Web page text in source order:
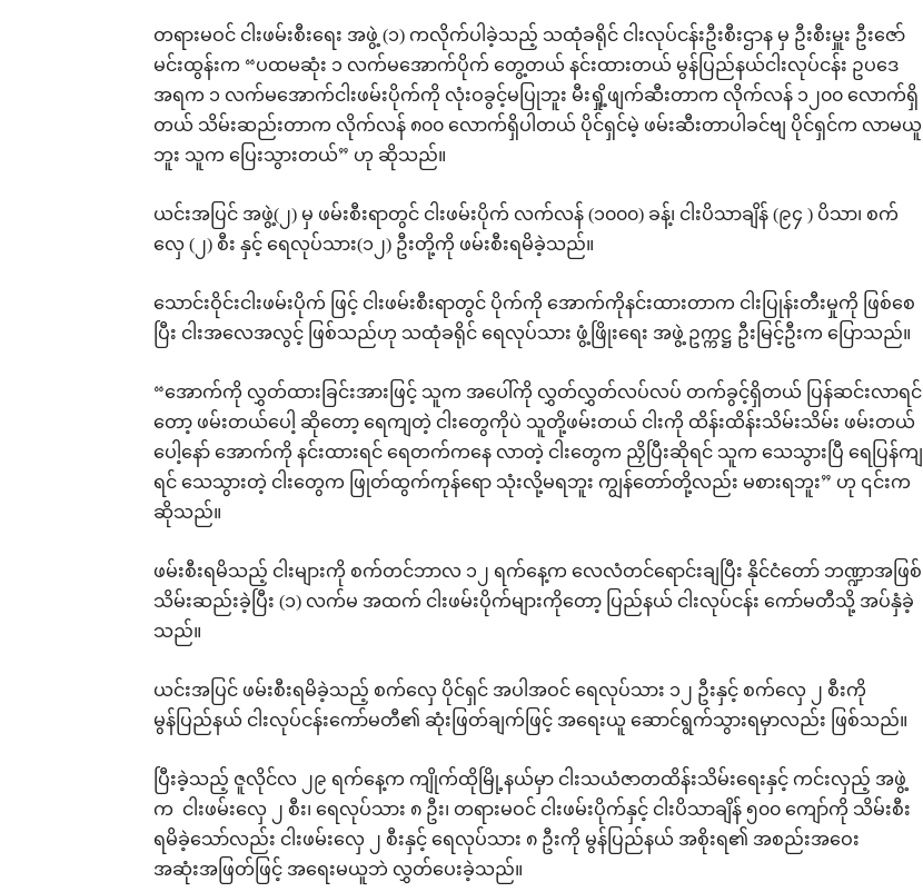
တရားမဝင် ငါးဖမ်းစီးရေး အဖွဲ့ (၁) ကလိုက်ပါခဲ့သည့် သထုံခရိုင် ငါးလုပ်ငန်းဦးစီးဌာန မှ ဦးစီးမှူး ဦးဇော်
မင်းထွန်းက “ပထမဆုံး ၁ လက်မအောက်ပိုက် တွေ့တယ် နင်းထားတယ် မွန်ပြည်နယ်ငါးလုပ်ငန်း ဥပဒေ
အရက ၁ လက်မအောက်ငါးဖမ်းပိုက်ကို လုံးဝခွင့်မပြုဘူး မီးရှို့ဖျက်ဆီးတာက လိုက်လန် ၁၂၀၀ လောက်ရှိ
တယ် သိမ်းဆည်းတာက လိုက်လန် ၈၀၀ လောက်ရှိပါတယ် ပိုင်ရှင်မဲ့ ဖမ်းဆီးတာပါခင်ဗျ ပိုင်ရှင်က လာမယူ
ဘူး သူက ပြေးသွားတယ်” ဟု ဆိုသည်။
ယင်းအပြင် အဖွဲ့(၂) မှ ဖမ်းစီးရာတွင် ငါးဖမ်းပိုက် လက်လန် (၁၀၀၀) ခန့်၊ ငါးပိသာချိန် (၉၄ ) ပိသာ၊ စက်
လှေ (၂) စီး နှင့် ရေလုပ်သား(၁၂) ဦးတို့ကို ဖမ်းစီးရမိခဲ့သည်။
သောင်းဝိုင်းငါးဖမ်းပိုက် ဖြင့် ငါးဖမ်းစီးရာတွင် ပိုက်ကို အောက်ကိုနင်းထားတာက ငါးပြုန်းတီးမှုကို ဖြစ်စေ
ပြီး ငါးအလေအလွင့် ဖြစ်သည်ဟု သထုံခရိုင် ရေလုပ်သား ဖွံ့ဖြိုးရေး အဖွဲ့ ဥက္ကဋ္ဌ ဦးမြင့်ဦးက ပြောသည်။
“အောက်ကို လွှတ်ထားခြင်းအားဖြင့် သူက အပေါ်ကို လွှတ်လွှတ်လပ်လပ် တက်ခွင့်ရှိတယ် ပြန်ဆင်းလာရင်
တော့ ဖမ်းတယ်ပေါ့ ဆိုတော့ ရေကျတဲ့ ငါးတွေကိုပဲ သူတို့ဖမ်းတယ် ငါးကို ထိန်းထိန်းသိမ်းသိမ်း ဖမ်းတယ်
ပေါ့နော် အောက်ကို နင်းထားရင် ရေတက်ကနေ လာတဲ့ ငါးတွေက ညှိပြီးဆိုရင် သူက သေသွားပြီ ရေပြန်ကျ
ရင် သေသွားတဲ့ ငါးတွေက ဖြုတ်ထွက်ကုန်ရော သုံးလို့မရဘူး ကျွန်တော်တို့လည်း မစားရဘူး” ဟု ၎င်းက
ဆိုသည်။
ဖမ်းစီးရမိသည့် ငါးများကို စက်တင်ဘာလ ၁၂ ရက်နေ့က လေလံတင်ရောင်းချပြီး နိုင်ငံတော် ဘဏ္ဍာအဖြစ်
သိမ်းဆည်းခဲ့ပြီး (၁) လက်မ အထက် ငါးဖမ်းပိုက်များကိုတော့ ပြည်နယ် ငါးလုပ်ငန်း ကော်မတီသို့ အပ်နှံခဲ့
သည်။
ယင်းအပြင် ဖမ်းစီးရမိခဲ့သည့် စက်လှေ ပိုင်ရှင် အပါအဝင် ရေလုပ်သား ၁၂ ဦးနှင့် စက်လှေ ၂ စီးကို
မွန်ပြည်နယ် ငါးလုပ်ငန်းကော်မတီ၏ ဆုံးဖြတ်ချက်ဖြင့် အရေးယူ ဆောင်ရွက်သွားရမှာလည်း ဖြစ်သည်။
ပြီးခဲ့သည့် ဇူလိုင်လ ၂၉ ရက်နေ့က ကျိုက်ထိုမြို့နယ်မှာ ငါးသယံဇာတထိန်းသိမ်းရေးနှင့် ကင်းလှည့် အဖွဲ့
က ငါးဖမ်းလှေ ၂ စီး၊ ရေလုပ်သား ၈ ဦး၊ တရားမဝင် ငါးဖမ်းပိုက်နှင့် ငါးပိသာချိန် ၅၀၀ ကျော်ကို သိမ်းစီး
ရမိခဲ့သော်လည်း ငါးဖမ်းလှေ ၂ စီးနှင့် ရေလုပ်သား ၈ ဦးကို မွန်ပြည်နယ် အစိုးရ၏ အစည်းအဝေး
အဆုံးအဖြတ်ဖြင့် အရေးမယူဘဲ လွှတ်ပေးခဲ့သည်။